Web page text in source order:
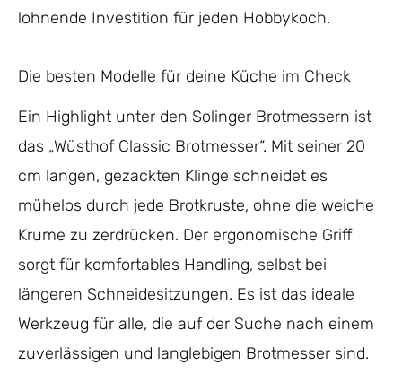
lohnende Investition für jeden Hobbykoch.
Die besten Modelle für deine Küche im Check
Ein Highlight unter den Solinger Brotmessern ist
das „Wüsthof Classic Brotmesser“. Mit seiner 20
cm langen, gezackten Klinge schneidet es
mühelos durch jede Brotkruste, ohne die weiche
Krume zu zerdrücken. Der ergonomische Griff
sorgt für komfortables Handling, selbst bei
längeren Schneidesitzungen. Es ist das ideale
Werkzeug für alle, die auf der Suche nach einem
zuverlässigen und langlebigen Brotmesser sind.